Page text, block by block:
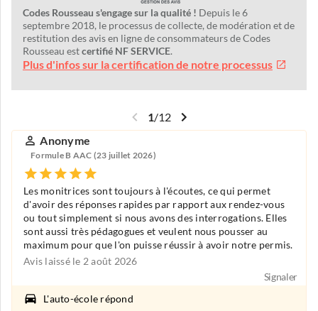
Codes Rousseau s'engage sur la qualité ! Depuis le 6
septembre 2018, le processus de collecte, de modération et de
restitution des avis en ligne de consommateurs de Codes
Rousseau estcertifié NF SERVICE.
Plus d'infos sur la certification de notre processus
1/12
Anonyme
Formule B AAC (23 juillet 2026)
Les monitrices sont toujours à l'écoutes, ce qui permet
d'avoir des réponses rapides par rapport aux rendez-vous
ou tout simplement si nous avons des interrogations. Elles
sont aussi très pédagogues et veulent nous pousser au
maximum pour que l'on puisse réussir à avoir notre permis.
Avis laissé le 2 août 2026
Signaler
L'auto-école répond